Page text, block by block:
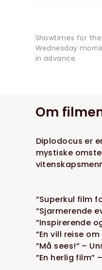
Showtimes for
Wednesday
in advance.
Om
Diplodocus er
mystiske
”Superkul film
”Sjarmerende
”Inspirerende
”En vill reise
”Må sees!” –
”En herlig film”